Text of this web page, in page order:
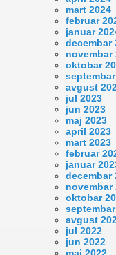
mart 2024
februar
januar
decembar
novembar
oktobar
avgust
jul 2023
jun 2023
maj 2023
april 2023
mart 2023
februar
januar
decembar
novembar
oktobar
avgust
jul 2022
jun 2022
maj 2022